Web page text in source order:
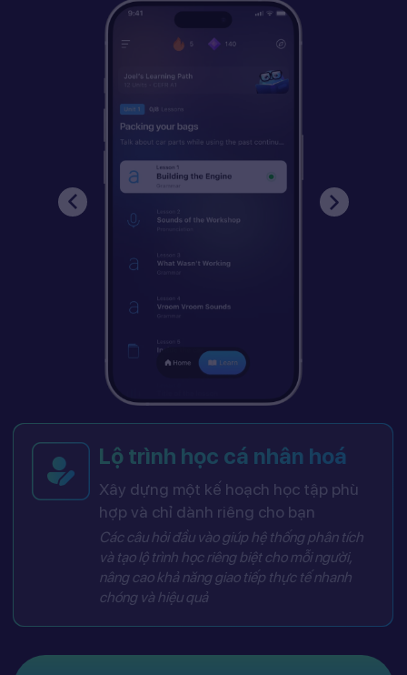
Lộ trình học cá nhân hoá
Xây dựng một kế hoạch học tập phù
hợp và chỉ dành riêng cho bạn
Các câu hỏi đầu vào giúp hệ thống phân tích
và tạo lộ trình học riêng biệt cho mỗi người,
nâng cao khả năng giao tiếp thực tế nhanh
chóng và hiệu quả